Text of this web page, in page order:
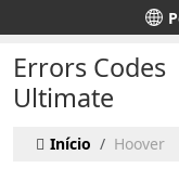
Escolha o seu idioma
Errors Codes
Ultimate
Início Hoover